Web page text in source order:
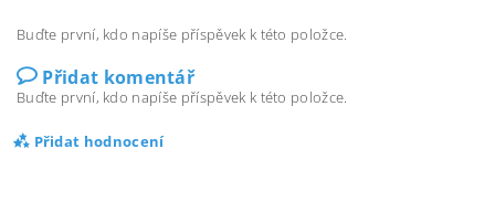
Buďte první, kdo napíše příspěvek k této položce.
Přidat komentář
Buďte první, kdo napíše příspěvek k této položce.
Přidat hodnocení